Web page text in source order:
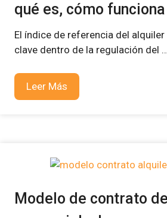
qué es, cómo
aplica en 2026
El índice de referencia del
clave dentro de la regulación del …
Leer Más
Modelo de contrato